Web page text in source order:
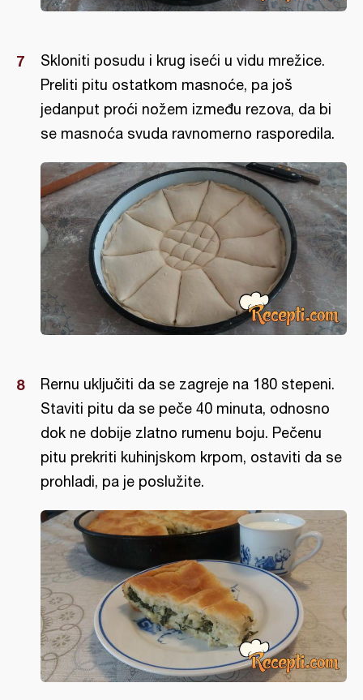
Skloniti posudu i krug iseći u vidu mrežice.
Preliti pitu ostatkom masnoće, pa još
jedanput proći nožem između rezova, da bi
se masnoća svuda ravnomerno rasporedila.
Rernu uključiti da se zagreje na 180 stepeni.
Staviti pitu da se peče 40 minuta, odnosno
dok ne dobije zlatno rumenu boju. Pečenu
pitu prekriti kuhinjskom krpom, ostaviti da se
prohladi, pa je poslužite.